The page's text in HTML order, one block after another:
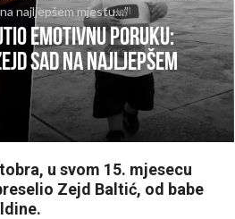
najljepšem mjestu…”
emotivnu poruku:
sad na najljepšem
u svom 15. mjesecu
Zejd Baltić, od babe